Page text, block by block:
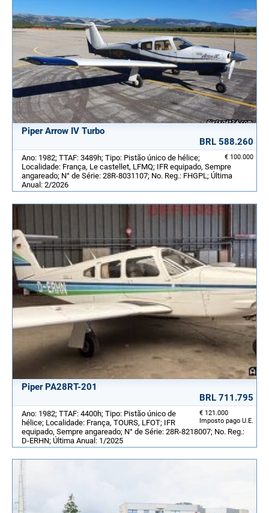
Piper Arrow IV Turbo
BRL 588.260
€ 100.000
Ano: 1982; TTAF: 3489h; Tipo: Pistão único de hélice;
Localidade: França, Le castellet, LFMQ; IFR equipado, Sempre
angareado; N° de Série: 28R-8031107; No. Reg.: FHGPL; Última
Anual: 2/2026
Piper PA28RT-201
BRL 711.795
€ 121.000
Imposto pago U.E.
Ano: 1982; TTAF: 4400h; Tipo: Pistão único de
hélice; Localidade: França, TOURS, LFOT; IFR
equipado, Sempre angareado; N° de Série: 28R-8218007; No. Reg.:
D-ERHN; Última Anual: 1/2025